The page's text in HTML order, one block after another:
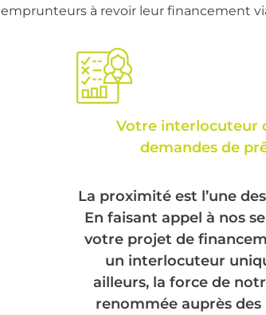
emprunteurs à revoir leur financement
Votre interlocuteur
demandes de
La proximité est l’une
En faisant appel à nos
votre projet de
un interlocuteur
ailleurs, la force de
renommée auprès